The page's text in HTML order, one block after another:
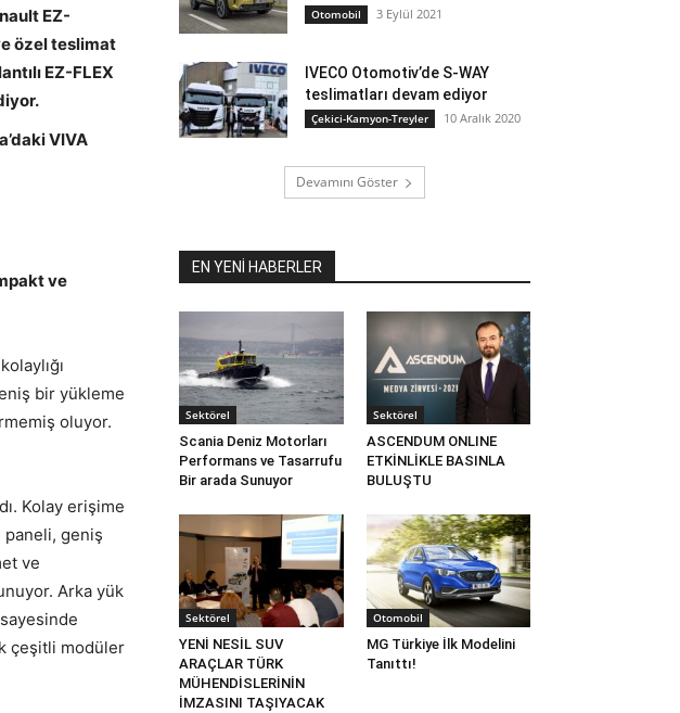
EZ-
özel teslimat
EZ-FLEX
VIVA
ve
bir yükleme
oluyor.
Kolay erişime
paneli, geniş
ve
Arka yük
çeşitli modüler
Otomobil 3 Eylül 2021
IVECO Otomotiv’de S-WAY
teslimatları devam ediyor
Çekici-Kamyon-Treyler 10 Aralık 2020
Devamını Göster
EN YENİ HABERLER
Sektörel
Scania Deniz Motorları
Performans ve Tasarrufu
Bir arada Sunuyor
Sektörel
ASCENDUM ONLINE
ETKİNLİKLE BASINLA
BULUŞTU
Sektörel
YENİ NESİL SUV
ARAÇLAR TÜRK
MÜHENDİSLERİNİN
İMZASINI TAŞIYACAK
Otomobil
MG Türkiye İlk Modelini
Tanıttı!